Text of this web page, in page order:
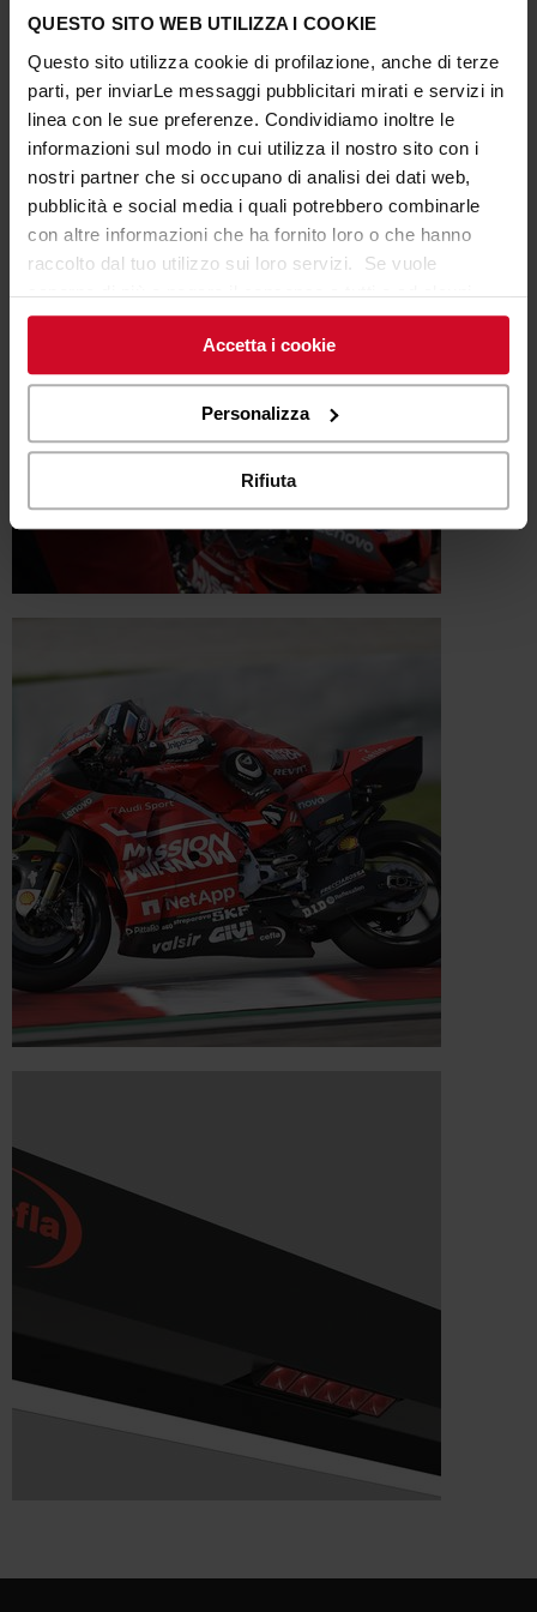
QUESTO SITO WEB UTILIZZA I COOKIE
Questo sito utilizza cookie di profilazione, anche di terze
parti, per inviarLe messaggi pubblicitari mirati e servizi in
linea con le sue preferenze. Condividiamo inoltre le
informazioni sul modo in cui utilizza il nostro sito con i
nostri partner che si occupano di analisi dei dati web,
pubblicità e social media i quali potrebbero combinarle
con altre informazioni che ha fornito loro o che hanno
raccolto dal tuo utilizzo sui loro servizi. Se vuole
saperne di più o negare il consenso a tutti o ad alcuni
cookieclicchi qui. Il consenso può essere espresso
cliccando sul tasto “Accetta i cookie”. Se non vuole i
cookie di profilazione può negare il consenso sul tasto
Accetta i cookie
Personalizza
Rifiuta
paddock fornite daLucifero’s.
Ora non ci resta che fare il tifo per Ducati Corse e per i suoi
piloti, con la speranza che il titolo mondiale “torni a casa”
dopo 12 anni.